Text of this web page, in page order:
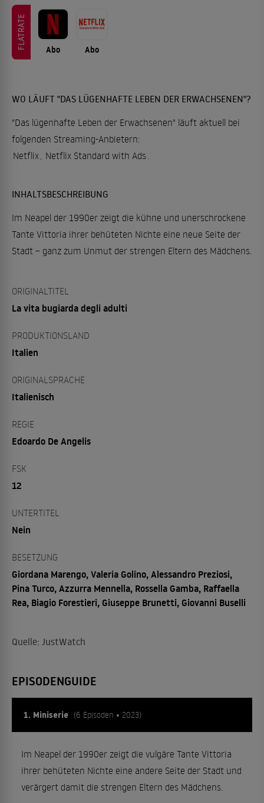
FLATRATE Abo Abo
WO LÄUFT "DAS LÜGENHAFTE LEBEN DER ERWACHSENEN"?
"Das lügenhafte Leben der Erwachsenen" läuft aktuell bei
folgenden Streaming-Anbietern:
Netflix Netflix Standard with Ads
INHALTSBESCHREIBUNG
Im Neapel der 1990er zeigt die kühne und unerschrockene
Tante Vittoria ihrer behüteten Nichte eine neue Seite der
Stadt – ganz zum Unmut der strengen Eltern des Mädchens.
ORIGINALTITEL
La vita bugiarda degli adulti
PRODUKTIONSLAND
Italien
ORIGINALSPRACHE
Italienisch
REGIE
Edoardo De Angelis
FSK
12
UNTERTITEL
Nein
BESETZUNG
Giordana Marengo, Valeria Golino, Alessandro Preziosi,
Pina Turco, Azzurra Mennella, Rossella Gamba, Raffaella
Rea, Biagio Forestieri, Giuseppe Brunetti, Giovanni Buselli
Quelle: JustWatch
EPISODENGUIDE
1. Miniserie (6 Episoden • 2023)
Im Neapel der 1990er zeigt die vulgäre Tante Vittoria
ihrer behüteten Nichte eine andere Seite der Stadt und
verärgert damit die strengen Eltern des Mädchens.